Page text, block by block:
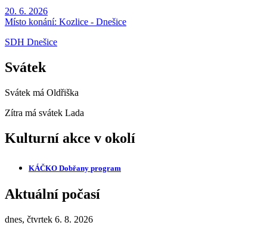
20. 6. 2026
Místo konání: Kozlice - Dnešice
SDH Dnešice
Svátek
Svátek má Oldřiška
Zítra má svátek Lada
Kulturní akce v okolí
KÁČKO Dobřany program
Aktuální počasí
dnes, čtvrtek 6. 8. 2026